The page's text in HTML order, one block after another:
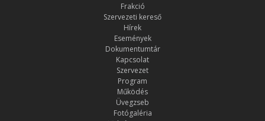
Frakció
Szervezeti kereső
Hírek
Események
Dokumentumtár
Kapcsolat
Szervezet
Program
Működés
Üvegzseb
Fotógaléria